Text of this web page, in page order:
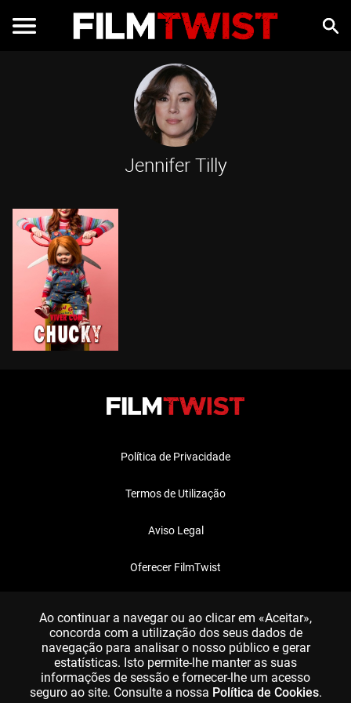
Jennifer Tilly
Política de Privacidade
Termos de Utilização
Aviso Legal
Oferecer FilmTwist
Ao continuar a navegar ou ao clicar em «Aceitar»,
concorda com a utilização dos seus dados de
navegação para analisar o nosso público e gerar
estatísticas. Isto permite-lhe manter as suas
informações de sessão e fornecer-lhe um acesso
seguro ao site. Consulte a nossa Política de Cookies.